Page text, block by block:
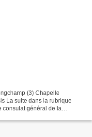
(3) Chapelle
La suite dans la rubrique
consulat général de la